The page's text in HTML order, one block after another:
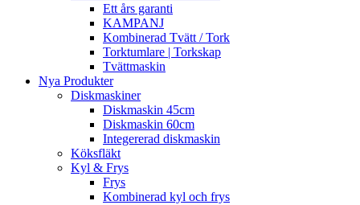
Ett års garanti
KAMPANJ
Kombinerad Tvätt / Tork
Torktumlare | Torkskap
Tvättmaskin
Nya Produkter
Diskmaskiner
Diskmaskin 45cm
Diskmaskin 60cm
Integererad diskmaskin
Köksfläkt
Kyl & Frys
Frys
Kombinerad kyl och frys